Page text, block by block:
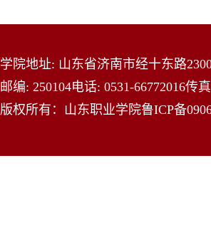
学院地址: 山东省济南市经十东路
邮编: 250104电话: 0531-66772016传
版权所有：山东职业学院鲁ICP备